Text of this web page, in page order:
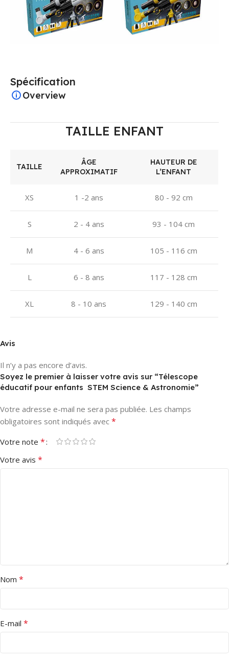
Spécification
Overview
TAILLE ENFANT
TAILLE
ÂGE
APPROXIMATIF
HAUTEUR DE
L’ENFANT
XS 1 -2 ans 80 - 92 cm
S 2 - 4 ans 93 - 104 cm
M 4 - 6 ans 105 - 116 cm
L 6 - 8 ans 117 - 128 cm
XL 8 - 10 ans 129 - 140 cm
Avis
Il n’y a pas encore d’avis.
Soyez le premier à laisser votre avis sur “Télescope
éducatif pour enfants  STEM Science & Astronomie”
Votre adresse e-mail ne sera pas publiée. Les champs
obligatoires sont indiqués avec *
Votre note *
Votre avis *
Nom *
E-mail *